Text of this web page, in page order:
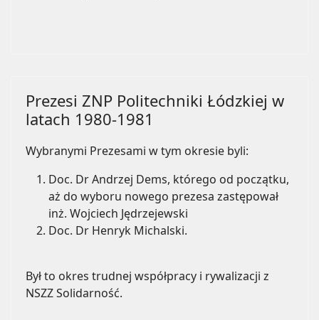
Prezesi ZNP Politechniki Łódzkiej w
latach 1980-1981
Wybranymi Prezesami w tym okresie byli:
Doc. Dr Andrzej Dems, którego od początku,
aż do wyboru nowego prezesa zastępował
inż. Wojciech Jędrzejewski
Doc. Dr Henryk Michalski.
Był to okres trudnej współpracy i rywalizacji z
NSZZ Solidarność.